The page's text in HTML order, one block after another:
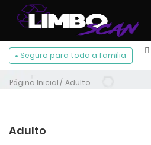
Seguro para toda a família
Página Inicial Adulto
Adulto